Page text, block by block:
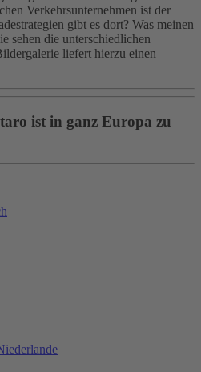
Verkehrsunternehmen ist der
gibt es dort? Was meinen
sehen die unterschiedlichen
liefert hierzu einen
ist in ganz Europa zu